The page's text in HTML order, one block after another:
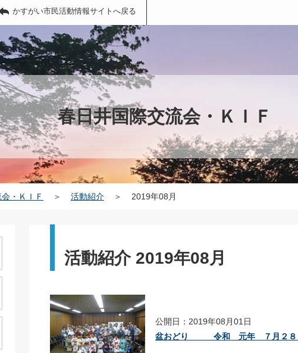
かすがい市民活動情報サイトへ戻る
春日井国際交流会・ＫＩＦ
・ＫＩＦ ＞ 活動紹介 ＞ 2019年08月
活動紹介 2019年08月
公開日：2019年08月01日
盆おどり 令和 元年 ７月２８